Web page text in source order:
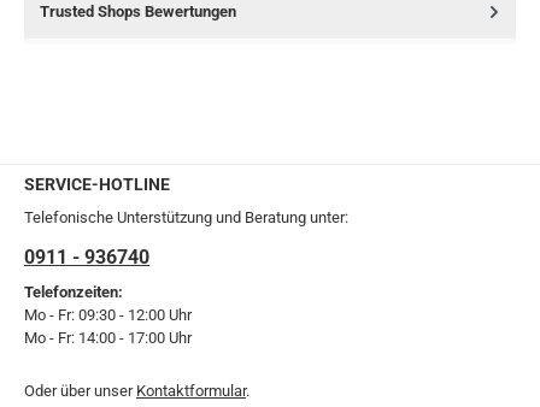
Trusted Shops Bewertungen
SERVICE-HOTLINE
Telefonische Unterstützung und Beratung unter:
0911 - 936740
Telefonzeiten:
Mo - Fr: 09:30 - 12:00 Uhr
Mo - Fr: 14:00 - 17:00 Uhr
Oder über unser Kontaktformular.